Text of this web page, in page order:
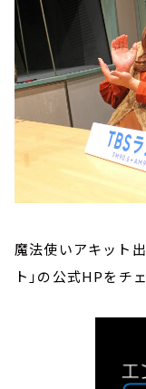
魔法使いアキット
ト」の公式HPをチェ